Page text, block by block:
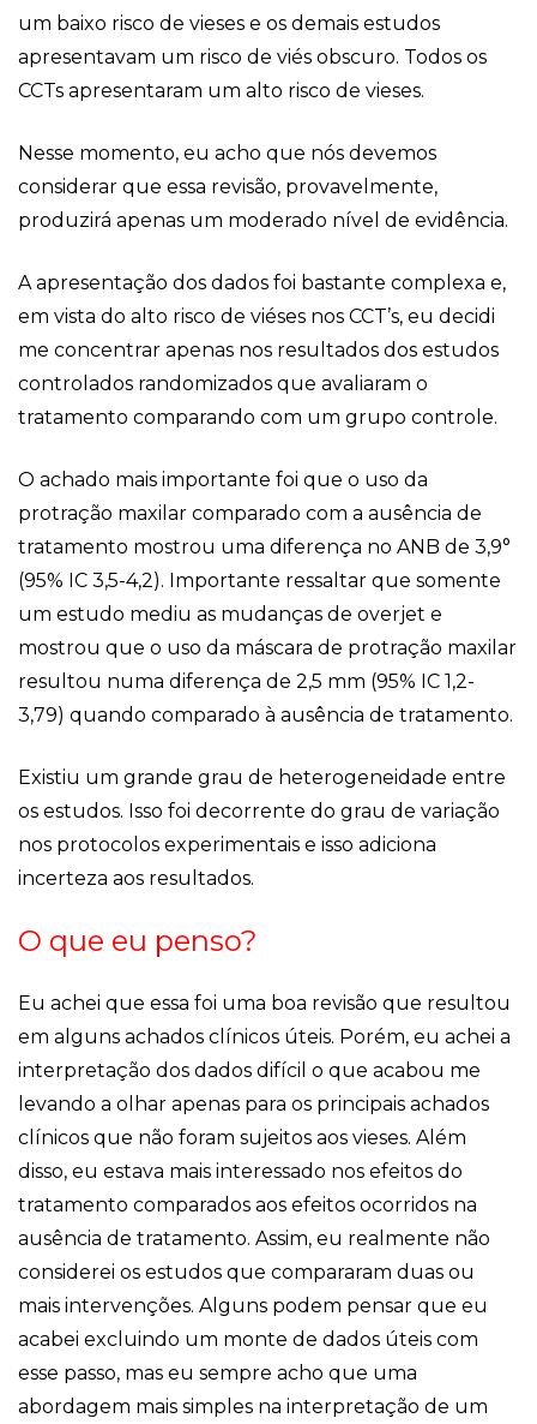
um baixo risco de vieses e os demais estudos
apresentavam um risco de viés obscuro. Todos os
CCTs apresentaram um alto risco de vieses.
Nesse momento, eu acho que nós devemos
considerar que essa revisão, provavelmente,
produzirá apenas um moderado nível de evidência.
A apresentação dos dados foi bastante complexa e,
em vista do alto risco de viéses nos CCT’s, eu decidi
me concentrar apenas nos resultados dos estudos
controlados randomizados que avaliaram o
tratamento comparando com um grupo controle.
O achado mais importante foi que o uso da
protração maxilar comparado com a ausência de
tratamento mostrou uma diferença no ANB de 3,9°
(95% IC 3,5-4,2). Importante ressaltar que somente
um estudo mediu as mudanças de overjet e
mostrou que o uso da máscara de protração maxilar
resultou numa diferença de 2,5 mm (95% IC 1,2-
3,79) quando comparado à ausência de tratamento.
Existiu um grande grau de heterogeneidade entre
os estudos. Isso foi decorrente do grau de variação
nos protocolos experimentais e isso adiciona
incerteza aos resultados.
O que eu penso?
Eu achei que essa foi uma boa revisão que resultou
em alguns achados clínicos úteis. Porém, eu achei a
interpretação dos dados difícil o que acabou me
levando a olhar apenas para os principais achados
clínicos que não foram sujeitos aos vieses. Além
disso, eu estava mais interessado nos efeitos do
tratamento comparados aos efeitos ocorridos na
ausência de tratamento. Assim, eu realmente não
considerei os estudos que compararam duas ou
mais intervenções. Alguns podem pensar que eu
acabei excluindo um monte de dados úteis com
esse passo, mas eu sempre acho que uma
abordagem mais simples na interpretação de um